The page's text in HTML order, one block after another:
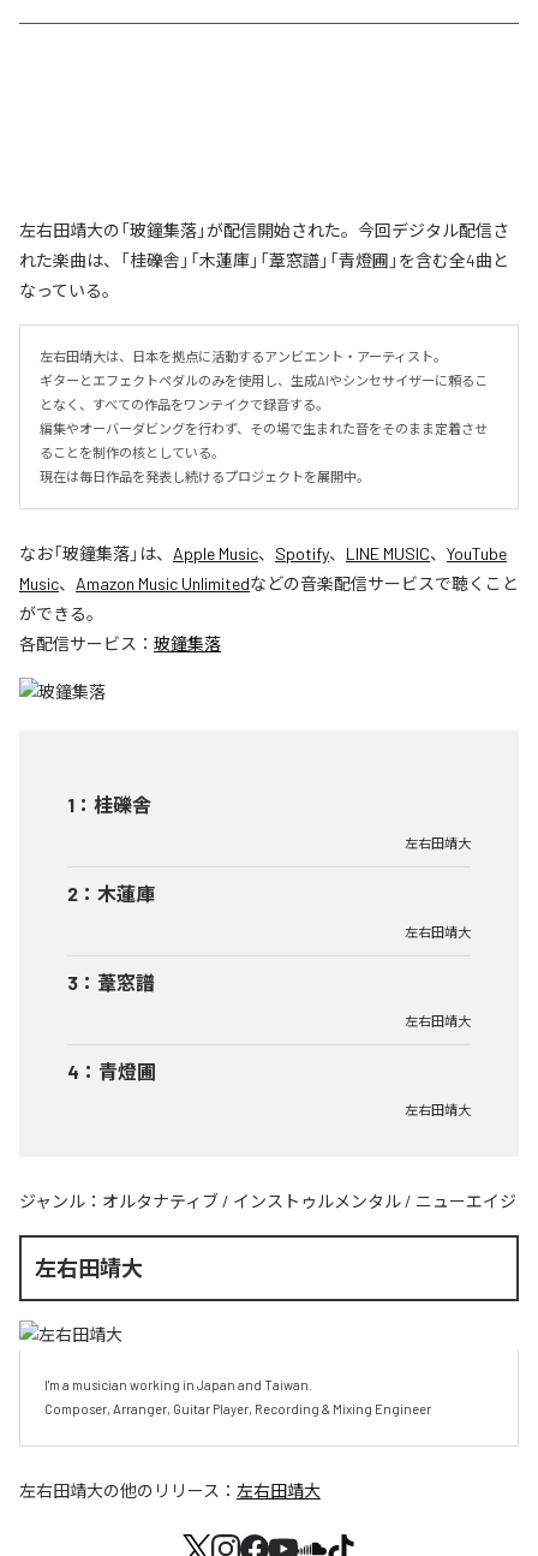
左右田靖大の「玻鐘集落」が配信開始された。今回デジタル配信さ
れた楽曲は、「桂礫舎」「木蓮庫」「葦窓譜」「青燈圃」を含む全4曲と
なっている。
左右田靖大は、日本を拠点に活動するアンビエント・アーティスト。
ギターとエフェクトペダルのみを使用し、生成AIやシンセサイザーに頼るこ
となく、すべての作品をワンテイクで録音する。
編集やオーバーダビングを行わず、その場で生まれた音をそのまま定着させ
ることを制作の核としている。
現在は毎日作品を発表し続けるプロジェクトを展開中。
なお「玻鐘集落」は、 Apple Music、 Spotify、 LINE MUSIC、 YouTube
Music、 Amazon Music Unlimitedなどの音楽配信サービスで聴くこと
ができる。
各配信サービス： 玻鐘集落
1 ： 桂礫舎
左右田靖大
2 ： 木蓮庫
左右田靖大
3 ： 葦窓譜
左右田靖大
4 ： 青燈圃
左右田靖大
ジャンル： オルタナティブ / インストゥルメンタル / ニューエイジ
左右田靖大
I'm a musician working in Japan and Taiwan.
Composer, Arranger, Guitar Player, Recording & Mixing Engineer
左右田靖大の他のリリース： 左右田靖大